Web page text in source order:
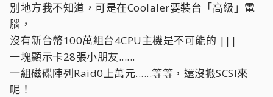
別地方我不知道，可是在Coolaler要裝台「高級」電
腦，
沒有新台幣100萬組台4CPU主機是不可能的 |||
一塊顯示卡28張小朋友......
一組磁碟陣列Raid0上萬元......等等，還沒搬SCSI來
呢！